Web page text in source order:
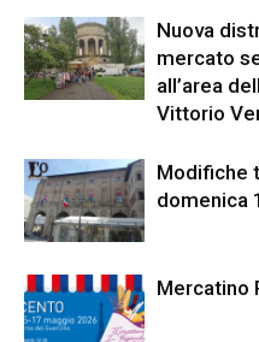
Nuova
mercato
all’area
Vittorio
Modifiche
domenica
Mercatino